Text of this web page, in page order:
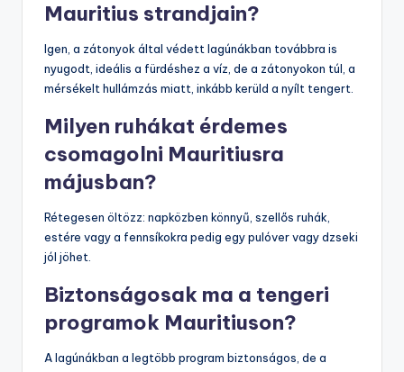
Mauritius strandjain?
Igen, a zátonyok által védett lagúnákban továbbra is
nyugodt, ideális a fürdéshez a víz, de a zátonyokon túl, a
mérsékelt hullámzás miatt, inkább kerüld a nyílt tengert.
Milyen ruhákat érdemes
csomagolni Mauritiusra
májusban?
Rétegesen öltözz: napközben könnyű, szellős ruhák,
estére vagy a fennsíkokra pedig egy pulóver vagy dzseki
jól jöhet.
Biztonságosak ma a tengeri
programok Mauritiuson?
A lagúnákban a legtöbb program biztonságos, de a